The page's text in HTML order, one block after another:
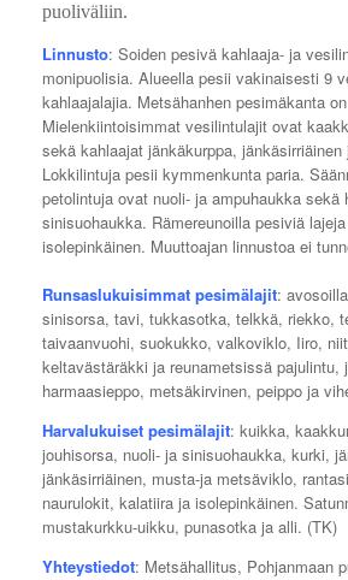
puoliväliin.
Linnusto: Soiden pesivä kahlaaja- ja
monipuolisia. Alueella pesii vakinaisesti 9
kahlaajalajia. Metsähanhen pesimäkanta
Mielenkiintoisimmat vesilintulajit ovat
sekä kahlaajat jänkäkurppa,
Lokkilintuja pesii kymmenkunta paria.
petolintuja ovat nuoli- ja ampuhaukka sekä
sinisuohaukka. Rämereunoilla pesiviä
isolepinkäinen. Muuttoajan linnustoa ei
Runsaslukuisimmat pesimälajit:
sinisorsa, tavi, tukkasotka, telkkä, riekko,
taivaanvuohi, suokukko, valkoviklo, Iiro,
keltavästäräkki ja reunametsissä pajulintu,
harmaasieppo, metsäkirvinen, peippo ja
Harvalukuiset pesimälajit: kuikka,
jouhisorsa, nuoli- ja sinisuohaukka, kurki,
jänkäsirriäinen, musta-ja metsäviklo,
naurulokit, kalatiira ja isolepinkäinen.
mustakurkku-uikku, punasotka ja alli. (TK)
Yhteystiedot: Metsähallitus, Pohjanmaan